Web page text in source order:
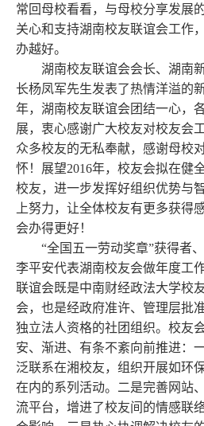
常回母校看看，与母校分享发展
关心和支持湖南校友联谊会工作
办越好。
湖南校友联谊会会长、湖南
长杨凤军先生发表了热情洋溢的
年，湖南校友联谊会团结一心，
展，衷心感谢广大校友对校友会
众多校友的无私奉献，感谢母校
怀！展望2016年，校友会拟在健
校友，进一步发挥好组织优势与
上努力，让全体校友有更多获得
会办得更好！
“全国五一劳动奖章”获得者
李平安代表湖南校友会做年度工
联谊会既是中南财经政法大学校
会，也是经政府准许、管理层批
独立法人资格的社团组织。校友
安、渐进、有条不紊向前推进：
泛联系在湘校友，组织开展如环
在内的系列活动。二是完善网站、
流平台，增进了校友间的情感联